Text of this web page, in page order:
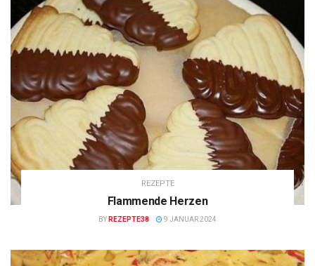
REZEPTE
Flammende Herzen
BY REZEPTE38 9 JANUAR 2024